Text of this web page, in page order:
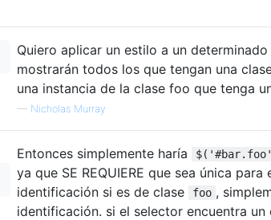
Quiero aplicar un estilo a un
mostrarán todos los que tengan una
una instancia de la clase foo que tenga
— Nicholas Murray
Entonces simplemente haría
ya que SE REQUIERE que sea única
identificación si es de clase
foo ,
identificación. si el selector encuentra